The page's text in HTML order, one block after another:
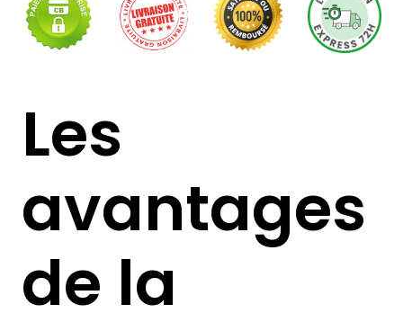
Les
avantages
de la